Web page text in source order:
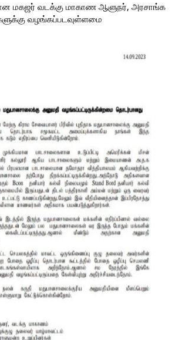
மகஜர் வடக்கு மாகாண ஆளுநர், அரசாங்க
வழங்கப்படவுள்ளமை